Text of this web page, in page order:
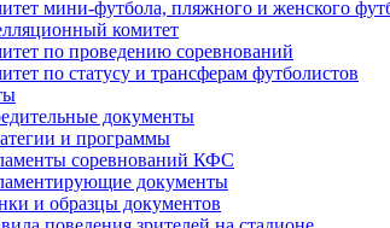
мини-футбола, пляжного и женского
комитет
по проведению соревнований
по статусу и трансферам футболистов
документы
и программы
соревнований КФС
документы
и образцы документов